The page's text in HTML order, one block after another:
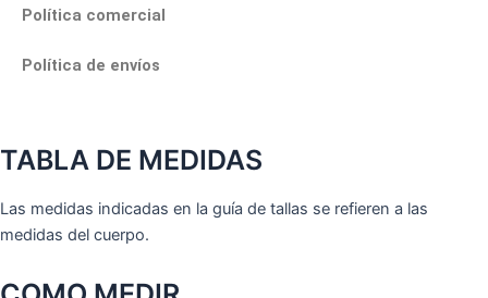
Política comercial
Política de envíos
TABLA DE MEDIDAS
Las medidas indicadas en la guía de tallas se refieren a las
medidas del cuerpo.